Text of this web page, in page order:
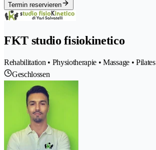
Termin reservieren
FKT studio fisiokinetico
Rehabilitation • Physiotherapie • Massage • Pilates
Geschlossen